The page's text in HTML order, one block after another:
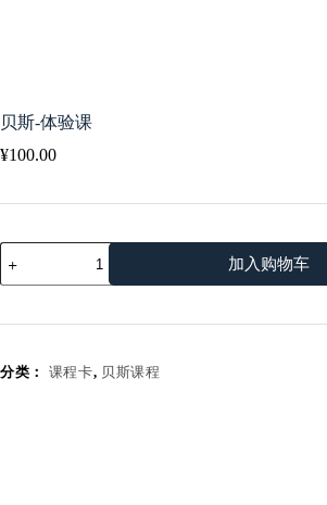
贝斯-体验课
¥100.00
贝
斯-
量
加入购物车
分类： 课程卡, 贝斯课程